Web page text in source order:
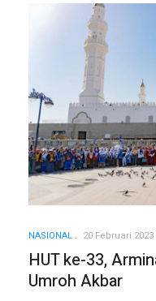
NASIONAL 20 Februari 2023
HUT ke-33,
Umroh Akbar